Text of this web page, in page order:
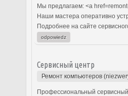
Мы предлагаем: <a
Наши мастера оперативно
Подробнее на сайте
odpowiedz
Сервисный центр
Ремонт компьютеров
Профессиональный